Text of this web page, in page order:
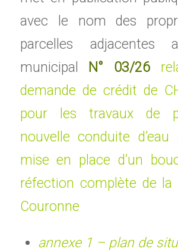
avec le nom des
parcelles adjacentes
municipal
N° 03/26
demande de crédit de
pour les travaux de
nouvelle conduite d’eau
mise en place d’un
réfection complète de la
Couronne
annexe 1 – plan de